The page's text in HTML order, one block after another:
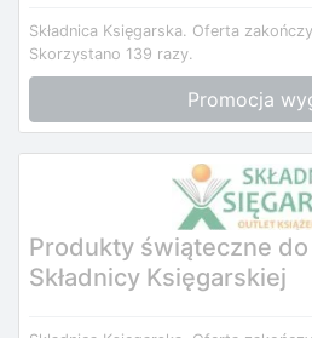
Składnica Księgarska. Oferta
Skorzystano 139 razy.
Promocja
Produkty świąteczne
Składnicy Księgarskiej